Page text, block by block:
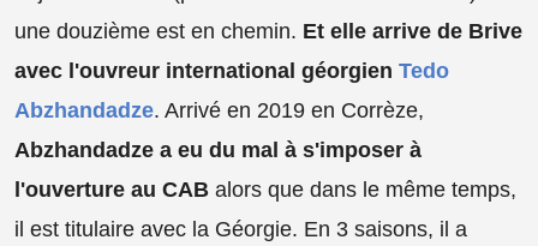
une douzième est en chemin. Et elle arrive de Brive
avec l'ouvreur international géorgien Tedo
Abzhandadze. Arrivé en 2019 en Corrèze,
Abzhandadze a eu du mal à s'imposer à
l'ouverture au CAB alors que dans le même temps,
il est titulaire avec la Géorgie. En 3 saisons, il a